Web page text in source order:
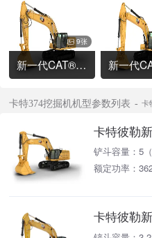
9张
新一代CAT®336 液压挖掘机
卡特374挖掘机机型参数列表 卡
卡特彼勒
铲斗容量：5
额定功率：
卡特彼勒